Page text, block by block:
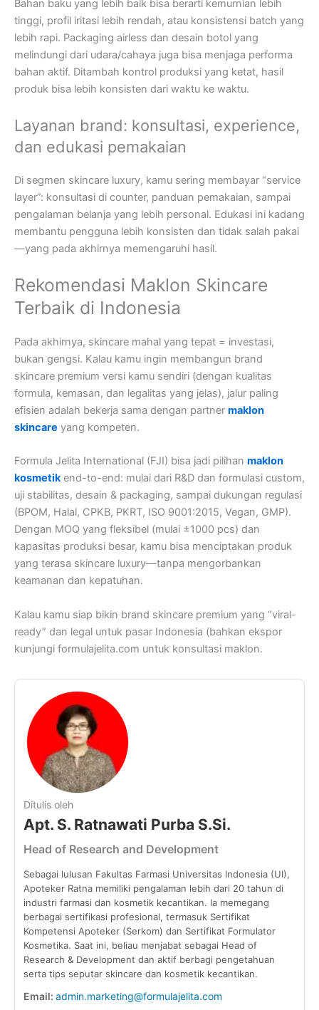
Bahan baku yang lebih baik bisa berarti kemurnian lebih
tinggi, profil iritasi lebih rendah, atau konsistensi batch yang
lebih rapi. Packaging airless dan desain botol yang
melindungi dari udara/cahaya juga bisa menjaga performa
bahan aktif. Ditambah kontrol produksi yang ketat, hasil
produk bisa lebih konsisten dari waktu ke waktu.
Layanan brand: konsultasi, experience,
dan edukasi pemakaian
Di segmen skincare luxury, kamu sering membayar “service
layer”: konsultasi di counter, panduan pemakaian, sampai
pengalaman belanja yang lebih personal. Edukasi ini kadang
membantu pengguna lebih konsisten dan tidak salah pakai
—yang pada akhirnya memengaruhi hasil.
Rekomendasi Maklon Skincare
Terbaik di Indonesia
Pada akhirnya, skincare mahal yang tepat = investasi,
bukan gengsi. Kalau kamu ingin membangun brand
skincare premium versi kamu sendiri (dengan kualitas
formula, kemasan, dan legalitas yang jelas), jalur paling
efisien adalah bekerja sama dengan partner maklon
skincare yang kompeten.
Formula Jelita International (FJI) bisa jadi pilihan maklon
kosmetikend-to-end: mulai dari R&D dan formulasi custom,
uji stabilitas, desain & packaging, sampai dukungan regulasi
(BPOM, Halal, CPKB, PKRT, ISO 9001:2015, Vegan, GMP).
Dengan MOQ yang fleksibel (mulai ±1000 pcs) dan
kapasitas produksi besar, kamu bisa menciptakan produk
yang terasa skincare luxury—tanpa mengorbankan
keamanan dan kepatuhan.
Kalau kamu siap bikin brand skincare premium yang “viral-
ready” dan legal untuk pasar Indonesia (bahkan ekspor
kunjungi formulajelita.com untuk konsultasi maklon.
Ditulis oleh
Apt. S. Ratnawati Purba S.Si.
Head of Research and Development
Sebagai lulusan Fakultas Farmasi Universitas Indonesia (UI),
Apoteker Ratna memiliki pengalaman lebih dari 20 tahun di
industri farmasi dan kosmetik kecantikan. Ia memegang
berbagai sertifikasi profesional, termasuk Sertifikat
Kompetensi Apoteker (Serkom) dan Sertifikat Formulator
Kosmetika. Saat ini, beliau menjabat sebagai Head of
Research & Development dan aktif berbagi pengetahuan
serta tips seputar skincare dan kosmetik kecantikan.
Email: admin.marketing@formulajelita.com